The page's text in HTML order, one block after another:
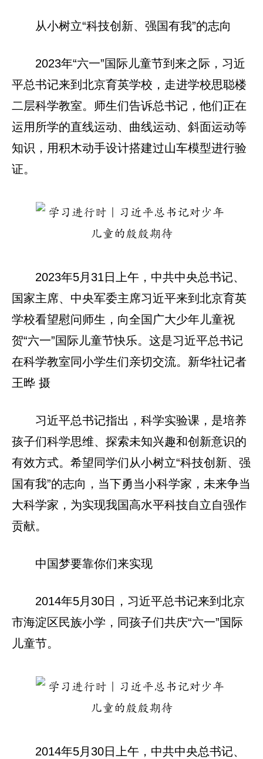
从小树立“科技创新、强国有我”的志向
2023年“六一”国际儿童节到来之际，习近
平总书记来到北京育英学校，走进学校思聪楼
二层科学教室。师生们告诉总书记，他们正在
运用所学的直线运动、曲线运动、斜面运动等
知识，用积木动手设计搭建过山车模型进行验
证。
2023年5月31日上午，中共中央总书记、
国家主席、中央军委主席习近平来到北京育英
学校看望慰问师生，向全国广大少年儿童祝
贺“六一”国际儿童节快乐。这是习近平总书记
在科学教室同小学生们亲切交流。新华社记者
王晔 摄
习近平总书记指出，科学实验课，是培养
孩子们科学思维、探索未知兴趣和创新意识的
有效方式。希望同学们从小树立“科技创新、强
国有我”的志向，当下勇当小科学家，未来争当
大科学家，为实现我国高水平科技自立自强作
贡献。
中国梦要靠你们来实现
2014年5月30日，习近平总书记来到北京
市海淀区民族小学，同孩子们共庆“六一”国际
儿童节。
2014年5月30日上午，中共中央总书记、